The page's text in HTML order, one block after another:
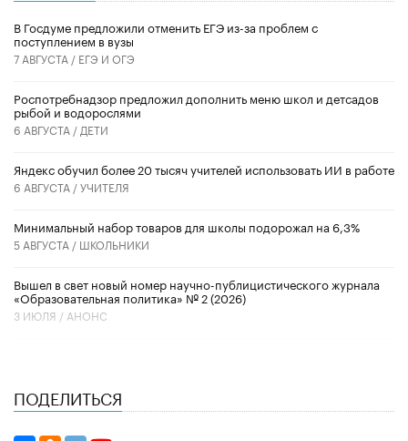
В Госдуме предложили отменить ЕГЭ из-за проблем с
поступлением в вузы
7 АВГУСТА / ЕГЭ И ОГЭ
Роспотребнадзор предложил дополнить меню школ и детсадов
рыбой и водорослями
6 АВГУСТА / ДЕТИ
​Яндекс обучил более 20 тысяч учителей использовать ИИ в работе
6 АВГУСТА /УЧИТЕЛЯ
Минимальный набор товаров для школы подорожал на 6,3%
5 АВГУСТА / ШКОЛЬНИКИ
Вышел в свет новый номер научно-публицистического журнала
«Образовательная политика» № 2 (2026)
3 ИЮЛЯ / АНОНС
ПОДЕЛИТЬСЯ